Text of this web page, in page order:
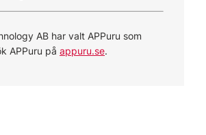
AB har valt APPuru som
APPuru på appuru.se.